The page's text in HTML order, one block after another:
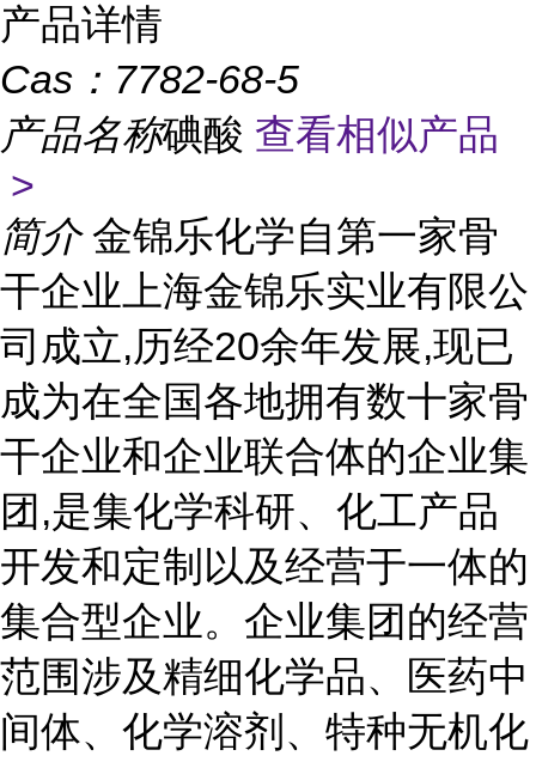
产品详情
Cas： 7782-68-5
产品名称碘酸 查看相似产品
>
简介 金锦乐化学自第一家骨
干企业上海金锦乐实业有限公
司成立,历经20余年发展,现已
成为在全国各地拥有数十家骨
干企业和企业联合体的企业集
团,是集化学科研、化工产品
开发和定制以及经营于一体的
集合型企业。企业集团的经营
范围涉及精细化学品、医药中
间体、化学溶剂、特种无机化